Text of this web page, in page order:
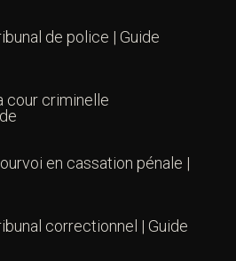
de police | Guide
cour criminelle
en cassation pénale |
correctionnel | Guide